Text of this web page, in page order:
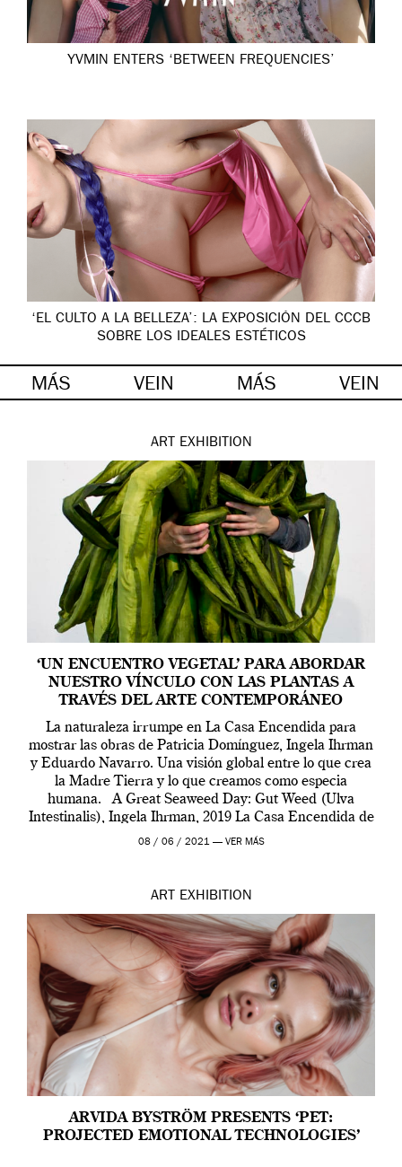
YVMIN ENTERS ‘BETWEEN FREQUENCIES’
‘EL CULTO A LA BELLEZA’: LA EXPOSICIÓN DEL CCCB
SOBRE LOS IDEALES ESTÉTICOS
MÁS VEIN MÁS VEIN
ART EXHIBITION
‘UN ENCUENTRO VEGETAL’ PARA ABORDAR
NUESTRO VÍNCULO CON LAS PLANTAS A
TRAVÉS DEL ARTE CONTEMPORÁNEO
La naturaleza irrumpe en La Casa Encendida para
mostrar las obras de Patricia Domínguez, Ingela Ihrman
y Eduardo Navarro. Una visión global entre lo que crea
la Madre Tierra y lo que creamos como especia
humana. A Great Seaweed Day: Gut Weed (Ulva
Intestinalis), Ingela Ihrman, 2019 La Casa Encendida de
Madrid y la Wellcome […]
08 / 06 / 2021 — VER MÁS
ART EXHIBITION
ARVIDA BYSTRÖM PRESENTS ‘PET:
PROJECTED EMOTIONAL TECHNOLOGIES’